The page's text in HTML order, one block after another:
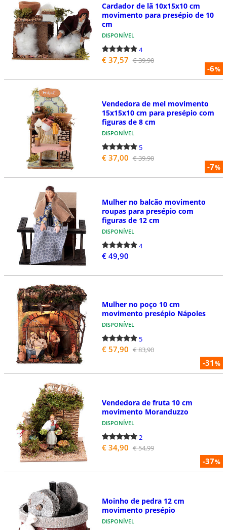
-6%
Cardador de lã 10x15x10 cm
movimento para presépio de 10
cm
DISPONÍVEL
4
€ 37,57 € 39,90
-7%
Vendedora de mel movimento
15x15x10 cm para presépio com
figuras de 8 cm
DISPONÍVEL
5
€ 37,00 € 39,90
Mulher no balcão movimento
roupas para presépio com
figuras de 12 cm
DISPONÍVEL
4
€ 49,90
-31%
Mulher no poço 10 cm
movimento presépio Nápoles
DISPONÍVEL
5
€ 57,90 € 83,90
-37%
Vendedora de fruta 10 cm
movimento Moranduzzo
DISPONÍVEL
2
€ 34,90 € 54,99
Moinho de pedra 12 cm
movimento presépio
DISPONÍVEL